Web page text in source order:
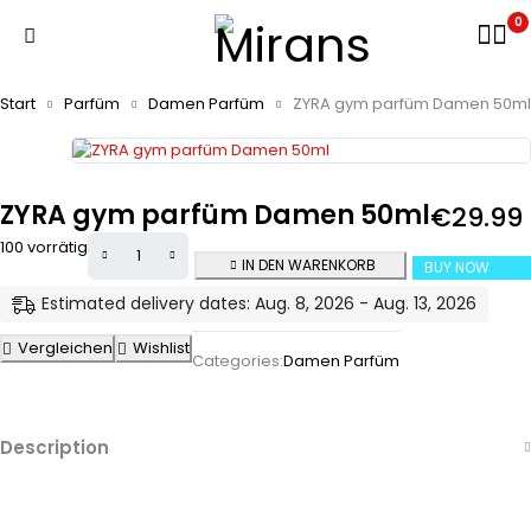
0
Start Parfüm Damen Parfüm ZYRA gym parfüm Damen 50ml
ZYRA gym parfüm Damen 50ml€29.99
100 vorrätig
IN DEN WARENKORB BUY NOW
Estimated delivery dates: Aug. 8, 2026 - Aug. 13, 2026
Vergleichen Wishlist
Categories:Damen Parfüm
Description